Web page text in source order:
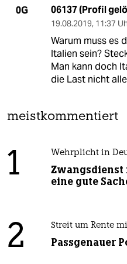
0G 06137 (Profil
19.08.2019, 11:37
Warum muss es
Italien sein?
Man kann doch
die Last nicht
meistkommentiert
1 Wehrplicht in
eine gute
2 Streit um Rente
Passgenauer